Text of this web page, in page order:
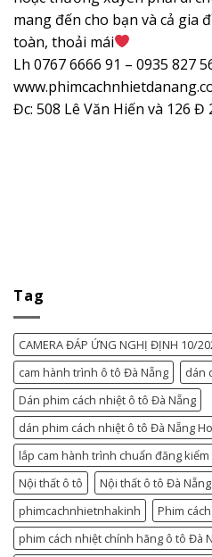
mang đến cho bạn và cả gia
toàn, thoải mái
Lh 0767 6666 91 – 0935 827
Đc: 508 Lê Văn Hiến và 126 Đ
Tag
CAMERA ĐÁP ỨNG NGHỊ ĐỊNH 10/
cam hành trình ô tô Đà Nẵng
dán
Dán phim cách nhiệt ô tô Đà Nẵng
dán phim cách nhiệt ô tô Đà Nẵng
lắp cam hành trình chuẩn đăng
Nội thất ô tô
Nội thất ô tô Đà Nẵng
phimcachnhietnhakinh
Phim
phim cách nhiệt chính hãng ô tô Đà